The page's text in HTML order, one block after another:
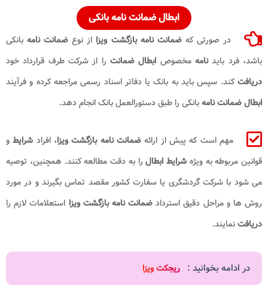
ابطال ضمانت نامه بانکی
در صورتی کهضمانت نامه بازگشت ویزا از نوع ضمانت نامهبانکی
باشد، فرد بایدنامهمخصوص ابطال ضمانت را از شرکت طرف قرارداد خود
دریافتکند. سپس باید به بانک یا دفاتر اسناد رسمی مراجعه کرده و فرآیند
ابطال ضمانت نامهبانکی را طبق دستورالعمل بانک انجام دهد.
مهم است که پیش از ارائه ضمانت نامه بازگشت ویزا، افراد شرایط و
قوانین مربوطه به ویژه شرایط ابطالرا به دقت مطالعه کنند. همچنین، توصیه
می شود با شرکت گردشگری یا سفارت کشور مقصد تماس بگیرند و در مورد
روش ها و مراحل دقیق استرداد ضمانت نامه بازگشت ویزا استعلامات لازم را
دریافتنمایند.
در ادامه بخوانید : ریجکت ویزا